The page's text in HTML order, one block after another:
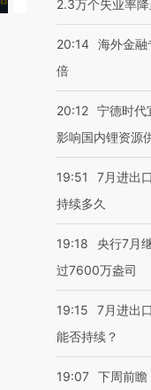
2.3万个失业率
20:14 海外金融
倍
20:12 宁德时代
影响国内锂资源
19:51
7月进出
持续多久
19:18
央行7月
过7600万盎司
19:15
7月进出
能否持续？
19:07 下周前瞻